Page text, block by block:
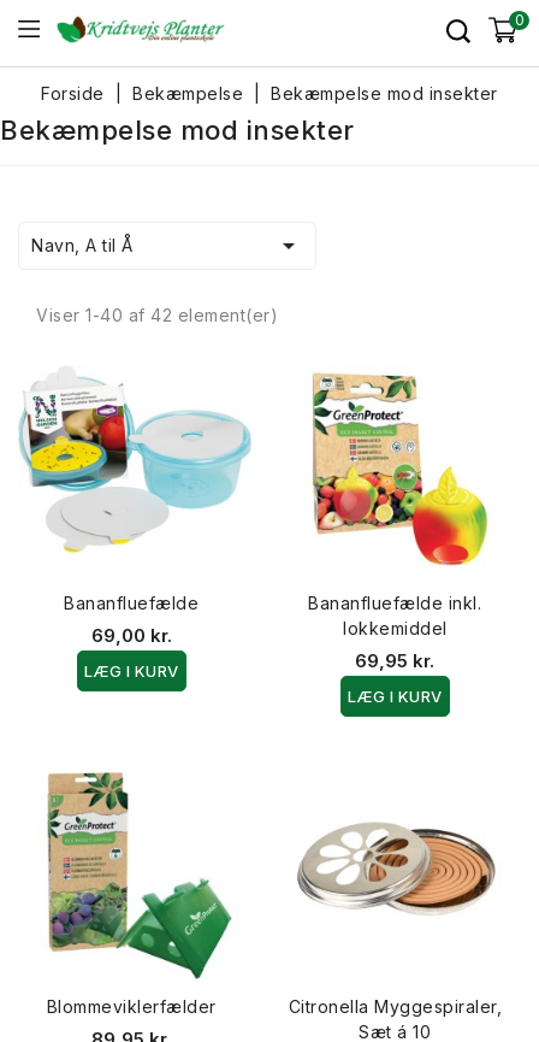
0
Forside Bekæmpelse Bekæmpelse mod insekter
Bekæmpelse mod insekter
Navn, A til Å 
Viser 1-40 af 42 element(er)
Bananfluefælde
69,00 kr.
LÆG I KURV
Bananfluefælde inkl.
lokkemiddel
69,95 kr.
LÆG I KURV
Blommeviklerfælder
Citronella Myggespiraler,
Sæt á 10